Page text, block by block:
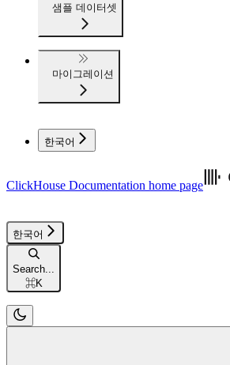
샘플 데이터셋
마이그레이션
한국어
ClickHouse Documentation home page
한국어
Search...
⌘K